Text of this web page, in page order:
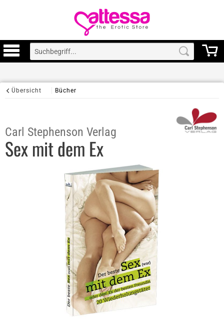
Übersicht Bücher
Carl Stephenson Verlag
Sex mit dem Ex